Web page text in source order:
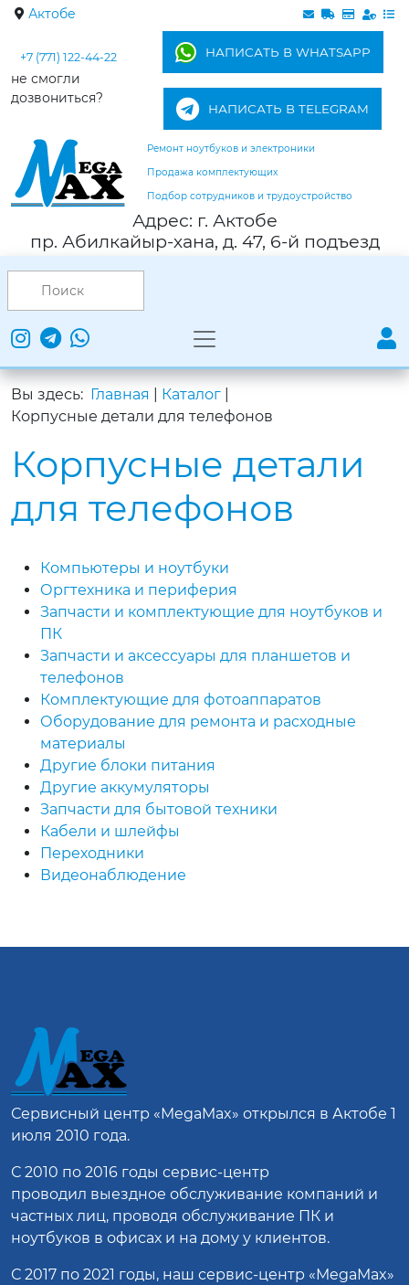
Актобе
+7 (771) 122-44-22
не смогли
дозвониться?
НАПИСАТЬ В WHATSAPP
НАПИСАТЬ В TELEGRAM
Ремонт ноутбуков и электроники
Продажа комплектующих
Подбор сотрудников и трудоустройство
Адрес: г. Актобе
пр. Абилкайыр-хана, д. 47, 6-й подъезд
Вы здесь: Главная Каталог
Корпусные детали для телефонов
Компьютеры и ноутбуки
Оргтехника и периферия
Запчасти и комплектующие для ноутбуков и
ПК
Запчасти и аксессуары для планшетов и
телефонов
Комплектующие для фотоаппаратов
Оборудование для ремонта и расходные
материалы
Другие блоки питания
Другие аккумуляторы
Запчасти для бытовой техники
Кабели и шлейфы
Переходники
Видеонаблюдение
Корпусные детали
для телефонов
Сервисный центр «MegaMax» открылся в Актобе 1
июля 2010 года.
С 2010 по 2016 годы сервис-центр
проводил выездное обслуживание компаний и
частных лиц, проводя обслуживание ПК и
ноутбуков в офисах и на дому у клиентов.
С 2017 по 2021 годы, наш сервис-центр «MegaMax»